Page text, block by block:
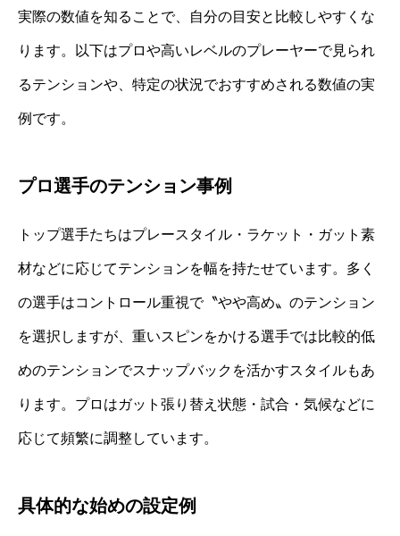
実際の数値を知ることで、自分の目安と比較しやすくな
ります。以下はプロや高いレベルのプレーヤーで見られ
るテンションや、特定の状況でおすすめされる数値の実
例です。
プロ選手のテンション事例
トップ選手たちはプレースタイル・ラケット・ガット素
材などに応じてテンションを幅を持たせています。多く
の選手はコントロール重視で〝やや高め〟のテンション
を選択しますが、重いスピンをかける選手では比較的低
めのテンションでスナップバックを活かすスタイルもあ
ります。プロはガット張り替え状態・試合・気候などに
応じて頻繁に調整しています。
具体的な始めの設定例